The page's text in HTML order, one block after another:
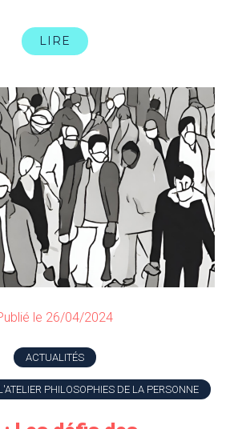
LIRE
le 26/04/2024
ACTUALITÉS
PHILOSOPHIES DE LA PERSONNE